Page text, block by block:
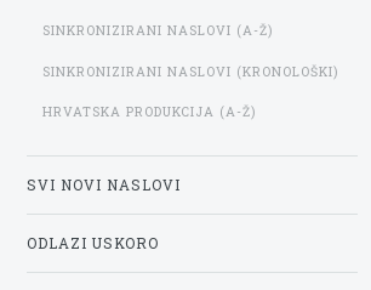
SINKRONIZIRANI NASLOVI (A-Ž)
SINKRONIZIRANI NASLOVI (KRONOLOŠKI)
HRVATSKA PRODUKCIJA (A-Ž)
SVI NOVI NASLOVI
ODLAZI USKORO